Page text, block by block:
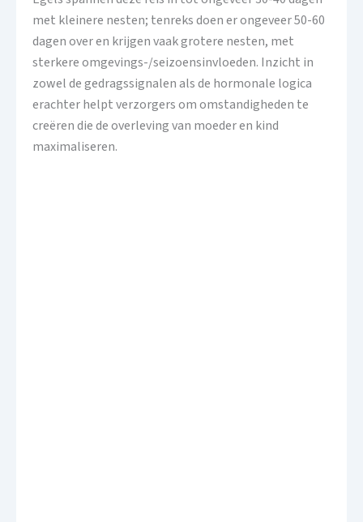
met kleinere nesten; tenreks doen er ongeveer 50-60
dagen over en krijgen vaak grotere nesten, met
sterkere omgevings-/seizoensinvloeden. Inzicht in
zowel de gedragssignalen als de hormonale logica
erachter helpt verzorgers om omstandigheden te
creëren die de overleving van moeder en kind
maximaliseren.